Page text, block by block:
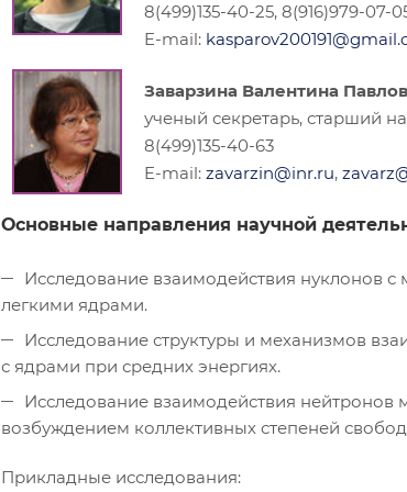
8(499)135-40-25, 8(916)979-07-
E-mail:
Заварзина Валентина
ученый секретарь, старший
8(499)135-40-63
E-mail: zavarzin@inr.ru,
Основные направления научной
Исследование взаимодействия нуклонов
легкими ядрами.
Исследование структуры и механизмов
с ядрами при средних энергиях.
Исследование взаимодействия нейтронов
возбуждением коллективных степеней
Прикладные исследования: